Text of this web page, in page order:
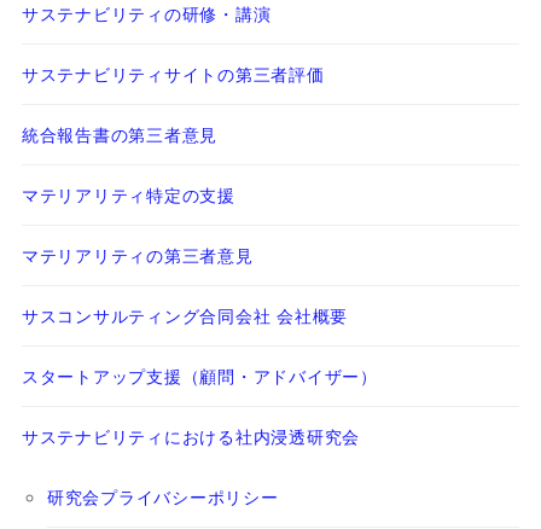
サステナビリティの研修・講演
サステナビリティサイトの第三者評価
統合報告書の第三者意見
マテリアリティ特定の支援
マテリアリティの第三者意見
サスコンサルティング合同会社 会社概要
スタートアップ支援（顧問・アドバイザー）
サステナビリティにおける社内浸透研究会
研究会プライバシーポリシー